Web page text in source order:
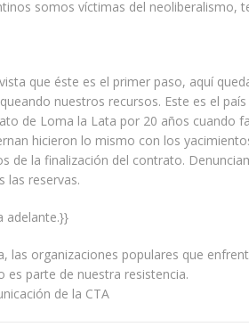
somos víctimas del neoliberalismo,
que éste es el primer paso, aquí
nuestros recursos. Este es el
de Loma la Lata por 20 años cuando
hicieron lo mismo con los
de la finalización del contrato.
las reservas.
adelante.}}
las organizaciones populares que
es parte de nuestra resistencia.
de la CTA